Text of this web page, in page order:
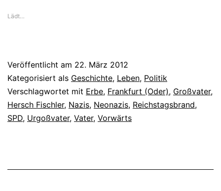
Lädt…
Veröffentlicht am 22. März 2012
Kategorisiert als Geschichte, Leben, Politik
Verschlagwortet mit Erbe, Frankfurt (Oder), Großvater,
Hersch Fischler, Nazis, Neonazis, Reichstagsbrand,
SPD, Urgoßvater, Vater, Vorwärts